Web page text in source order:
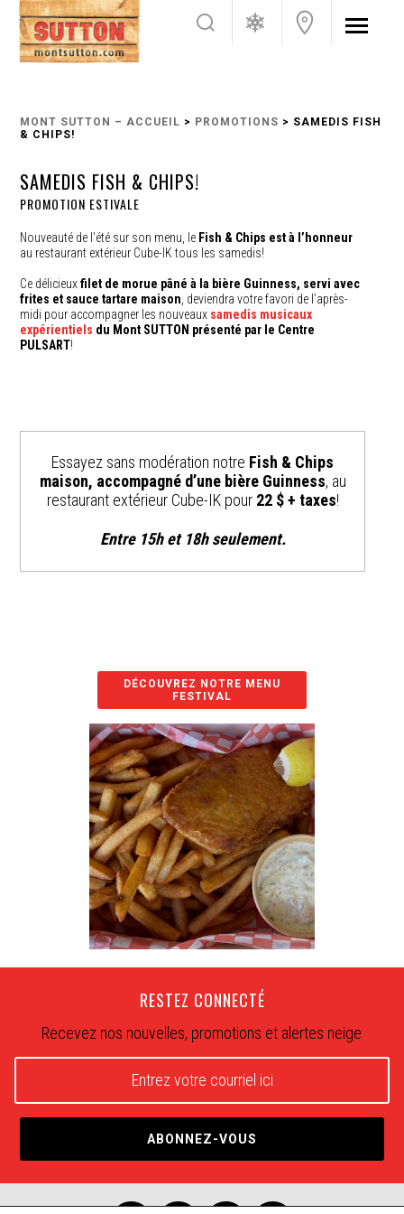
MONT SUTTON – ACCUEIL > PROMOTIONS > SAMEDIS FISH
& CHIPS!
SAMEDIS FISH & CHIPS!
PROMOTION ESTIVALE
Nouveauté de l’été sur son menu, le Fish & Chips est à l’honneur
au restaurant extérieur Cube-IK tous les samedis!
Ce délicieuxfilet de morue pâné à la bière Guinness, servi avec
frites et sauce tartare maison , deviendra votre favori de l’après-
midi pour accompagner les nouveaux samedis musicaux
expérientiels du Mont SUTTON présenté par le Centre
PULSART!
Essayez sans modération notre Fish & Chips
maison, accompagné d’une bière Guinness, au
restaurant extérieur Cube-IK pour22 $ + taxes!
Entre 15h et 18h seulement.
DÉCOUVREZ NOTRE MENU
FESTIVAL
RESTEZ CONNECTÉ
Recevez nos nouvelles, promotions et alertes neige